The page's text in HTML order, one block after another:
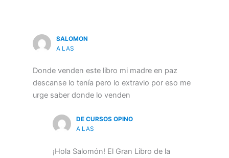
SALOMON
A LAS
Donde venden este libro mi madre en paz
descanse lo tenía pero lo extravio por eso me
urge saber donde lo venden
DE CURSOS OPINO
A LAS
¡Hola Salomón! El Gran Libro de la